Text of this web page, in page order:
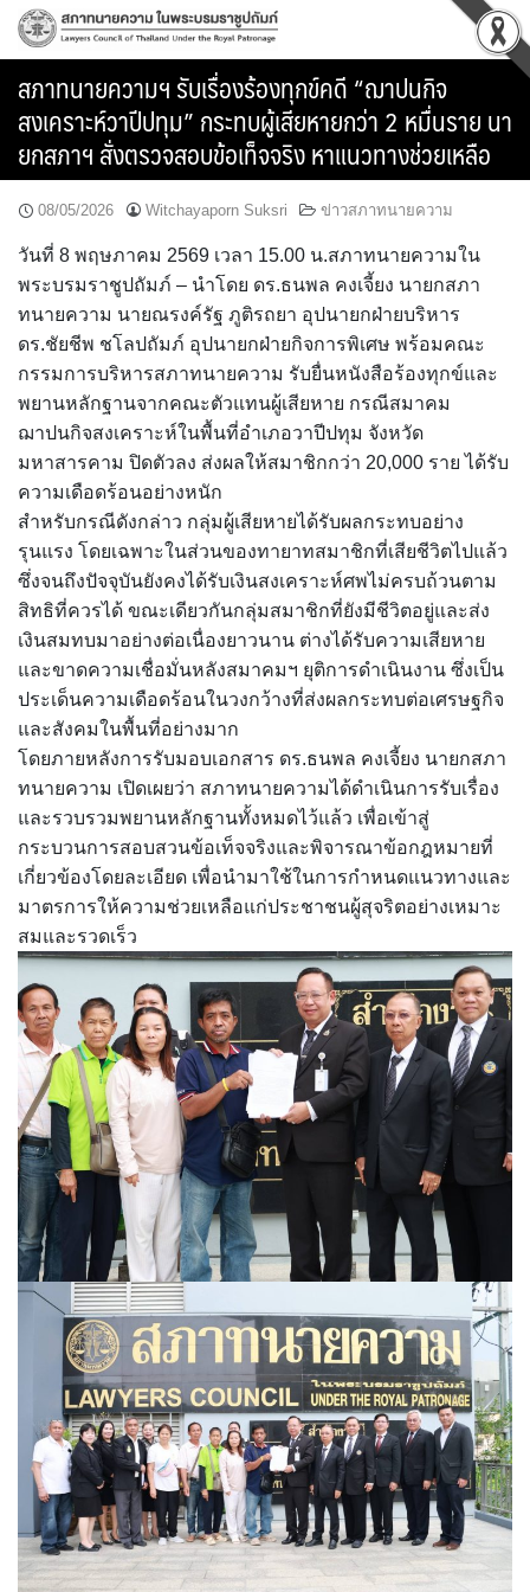
Skip
สภาทนายความฯ รับเรื่องร้องทุกข์คดี “ฌาปนกิจ
สงเคราะห์วาปีปทุม” กระทบผู้เสียหายกว่า 2 หมื่นราย นา
ยกสภาฯ สั่งตรวจสอบข้อเท็จจริง หาแนวทางช่วยเหลือ
08/05/2026 Witchayaporn Suksri ข่าวสภาทนายความ
วันที่ 8 พฤษภาคม 2569 เวลา 15.00 น.สภาทนายความใน
พระบรมราชูปถัมภ์ – นำโดย ดร.ธนพล คงเจี้ยง นายกสภา
ทนายความ นายณรงค์รัฐ ภูติรถยา อุปนายกฝ่ายบริหาร
ดร.ชัยชีพ ชโลปถัมภ์ อุปนายกฝ่ายกิจการพิเศษ พร้อมคณะ
กรรมการบริหารสภาทนายความ รับยื่นหนังสือร้องทุกข์และ
พยานหลักฐานจากคณะตัวแทนผู้เสียหาย กรณีสมาคม
ฌาปนกิจสงเคราะห์ในพื้นที่อำเภอวาปีปทุม จังหวัด
มหาสารคาม ปิดตัวลง ส่งผลให้สมาชิกกว่า 20,000 ราย ได้รับ
ความเดือดร้อนอย่างหนัก
สำหรับกรณีดังกล่าว กลุ่มผู้เสียหายได้รับผลกระทบอย่าง
รุนแรง โดยเฉพาะในส่วนของทายาทสมาชิกที่เสียชีวิตไปแล้ว
ซึ่งจนถึงปัจจุบันยังคงได้รับเงินสงเคราะห์ศพไม่ครบถ้วนตาม
สิทธิที่ควรได้ ขณะเดียวกันกลุ่มสมาชิกที่ยังมีชีวิตอยู่และส่ง
เงินสมทบมาอย่างต่อเนื่องยาวนาน ต่างได้รับความเสียหาย
และขาดความเชื่อมั่นหลังสมาคมฯ ยุติการดำเนินงาน ซึ่งเป็น
ประเด็นความเดือดร้อนในวงกว้างที่ส่งผลกระทบต่อเศรษฐกิจ
และสังคมในพื้นที่อย่างมาก
โดยภายหลังการรับมอบเอกสาร ดร.ธนพล คงเจี้ยง นายกสภา
ทนายความ เปิดเผยว่า สภาทนายความได้ดำเนินการรับเรื่อง
และรวบรวมพยานหลักฐานทั้งหมดไว้แล้ว เพื่อเข้าสู่
กระบวนการสอบสวนข้อเท็จจริงและพิจารณาข้อกฎหมายที่
เกี่ยวข้องโดยละเอียด เพื่อนำมาใช้ในการกำหนดแนวทางและ
มาตรการให้ความช่วยเหลือแก่ประชาชนผู้สุจริตอย่างเหมาะ
สมและรวดเร็ว